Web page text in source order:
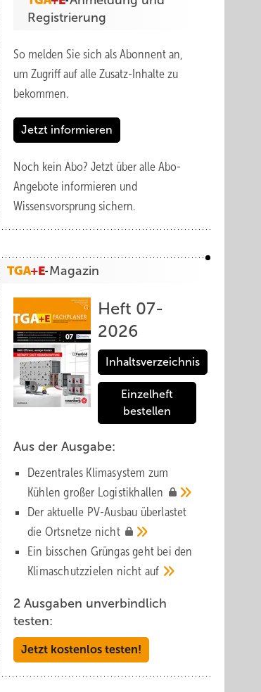
Registrierung
So melden Sie sich als Abonnent an,
um Zugriff auf alle Zusatz-Inhalte zu
bekommen.
Jetzt informieren
Noch kein Abo? Jetzt über alle Abo-
Angebote informieren und
Wissensvorsprung sichern.
Magazin
Heft 07-
2026
Inhaltsverzeichnis
Einzelheft
bestellen
Aus der Ausgabe:
Dezentrales Klimasystem zum
Kühlen großer Logistik­hallen
Der aktuelle PV-Ausbau über­lastet
die Orts­netze nicht
Ein bisschen Grüngas geht bei den
Klima­schutz­zielen nicht auf
2 Ausgaben unverbindlich
testen:
Jetzt kostenlos testen!